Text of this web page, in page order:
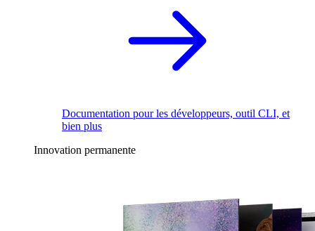
Documentation pour les développeurs, outil CLI, et
bien plus
Innovation permanente